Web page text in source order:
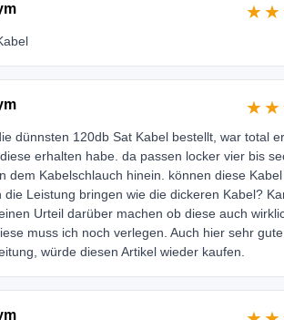
dünnsten 120db Sat Kabel bestellt, war total
erhalten habe. da passen locker vier bis
dem Kabelschlauch hinein. können diese
die Leistung bringen wie die dickeren Kabel?
Urteil darüber machen ob diese auch
muss ich noch verlegen. Auch hier sehr gute
würde diesen Artikel wieder kaufen.